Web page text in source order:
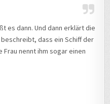
es dann. Und dann erklärt die
dass ein Schiff der
Frau nennt ihm sogar einen